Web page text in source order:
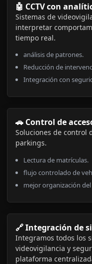
🤖 CCTV con
Sistemas de
interpretar
tiempo real.
análisis de patrones.
Reducción de
Integración con
🚗 Control de
Soluciones de control
parkings.
Lectura de matrículas.
flujo controlado de
mejor organización
🔗 Integración de
Integramos todos los
videovigilancia y
plataforma